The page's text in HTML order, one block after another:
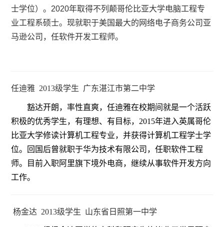
士学位）。2020年取得不列颠哥伦比亚大学电脑工程专
业工程系硕士。现就职于美国最大的网络电子商务公司亚
马逊公司，任软件开发工程师。
任迪雅 2013级学生 广东湛江市第二中学
豁达开朗，率性直爽，任迪雅在校期间就是一个活跃
积极的优秀学生，有理想、有目标，2015年进入英属哥伦
比亚大学修读计算机工程专业，并获得计算机工程学士学
位。回国后曾就职于华为技术有限公司，任职软件工程
师。目前入职阿里旗下境外电商，继续从事软件开发方向
工作。
杨金达 2013级学生 山东省日照第一中学